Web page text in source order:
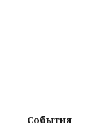
События